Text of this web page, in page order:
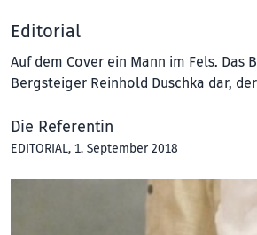
Editorial
Auf dem Cover ein Mann im Fels. Das
Bergsteiger Reinhold Duschka dar,
Die Referentin
EDITORIAL, 1. September 2018